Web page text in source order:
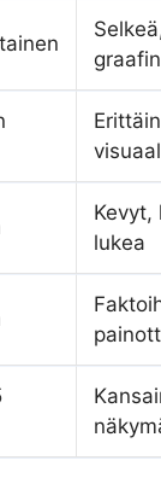
Erittäin
Kevyt,
lukea